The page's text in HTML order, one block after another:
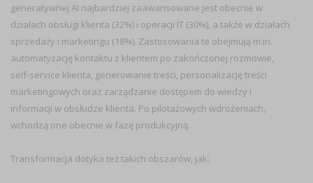
generatywnej AI najbardziej zaawansowane jest obecnie w
działach obsługi klienta (32%) i operacji IT (30%), a także w działach
sprzedaży i marketingu (18%). Zastosowania te obejmują m.in.
automatyzację kontaktu z klientem po zakończonej rozmowie,
self-service klienta, generowanie treści, personalizację treści
marketingowych oraz zarządzanie dostępem do wiedzy i
informacji w obsłudze klienta. Po pilotażowych wdrożeniach,
wchodzą one obecnie w fazę produkcyjną.
Transformacja dotyka też takich obszarów, jak: